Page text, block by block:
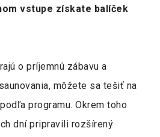
vstupe získate balíček
o príjemnú zábavu a
môžete sa tešiť na
programu. Okrem toho
dní pripravili rozšírený